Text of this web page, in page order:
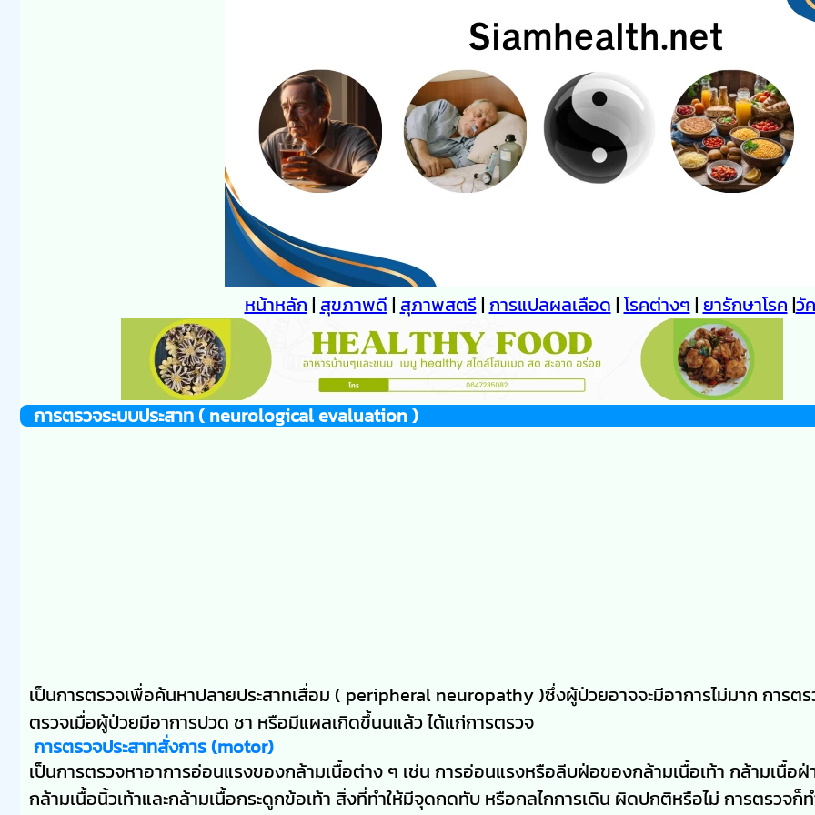
หน้าหลัก|สุขภาพดี|สุภาพสตรี|การแปลผลเลือด|โรคต่างๆ|ยารักษาโรค|วั
การตรวจระบบประสาท ( neurological evaluation )
เป็นการตรวจเพื่อค้นหาปลายประสาทเสื่อม ( peripheral neuropathy )ซึ่งผู้ป่วยอาจจะมีอาการไม่มาก การต
ตรวจเมื่อผู้ป่วยมีอาการปวด ชา หรือมีแผลเกิดขึ้นนแล้ว ได้แก่การตรวจ
การตรวจประสาทสั่งการ (motor)
เป็นการตรวจหาอาการอ่อนแรงของกล้ามเนื้อต่าง ๆ เช่น การอ่อนแรงหรือลีบฝ่อของกล้ามเนื้อเท้า กล้ามเนื้อฝ่
กล้ามเนื้อนิ้วเท้าและกล้ามเนื้อกระดูกข้อเท้า สิ่งที่ทำให้มีจุดกดทับ หรือกลไกการเดิน ผิดปกติหรือไม่ การตรวจก็